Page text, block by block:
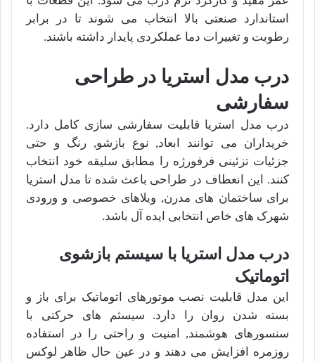
استاندارد صنعتی بالا انتخاب می شوند تا در برابر
رطوبت و تغییرات دما عملکردی پایدار داشته باشند.
درب مدل استریا در طراحی
سفارشی
درب مدل استریا قابلیت سفارشی سازی کامل دارد.
خریداران می توانند ابعاد, نوع بازشو, رنگ و حتی
جزئیات تزئینی فرفورژه را مطابق سلیقه خود انتخاب
کنند. این انعطاف در طراحی باعث شده تا مدل استریا
برای ساختمان های مدرن, ویلاهای خصوصی و ورودی
شهرک های خاص انتخابی ایده آل باشد.
درب مدل استریا با سیستم بازشوی
اتوماتیک
این مدل قابلیت نصب موتورهای اتوماتیک برای باز و
بسته شدن روان را دارد. سیسثم های حرکتی با
سنسورهای هوشمند, امنیت و راحتی را در استفاده
روزمره افزایش می دهند و در عین حال ظاهر لوکس